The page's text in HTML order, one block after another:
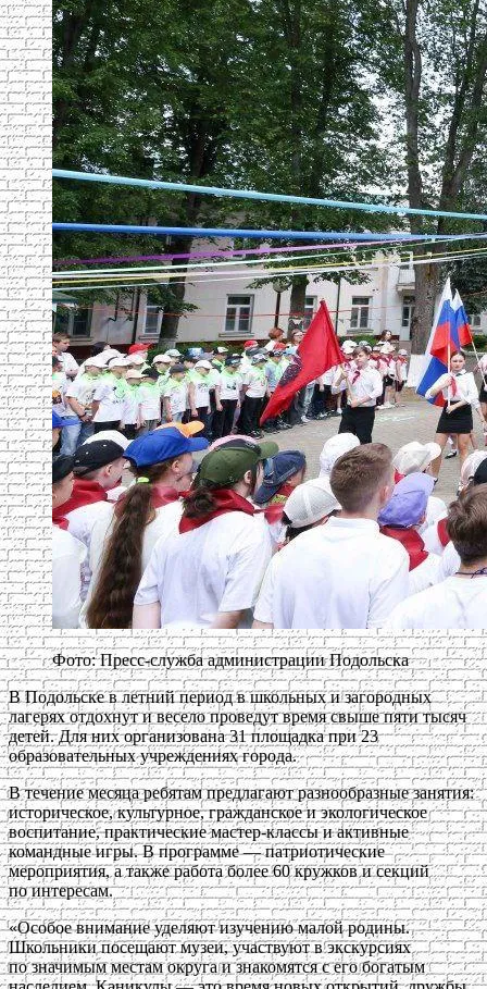
Фото: Пресс-служба администрации Подольска
В Подольске в летний период в школьных и загородных
лагерях отдохнут и весело проведут время свыше пяти тысяч
детей. Для них организована 31 площадка при 23
образовательных учреждениях города.
В течение месяца ребятам предлагают разнообразные занятия:
историческое, культурное, гражданское и экологическое
воспитание, практические мастер-классы и активные
командные игры. В программе — патриотические
мероприятия, а также работа более 60 кружков и секций
по интересам.
«Особое внимание уделяют изучению малой родины.
Школьники посещают музеи, участвуют в экскурсиях
по значимым местам округа и знакомятся с его богатым